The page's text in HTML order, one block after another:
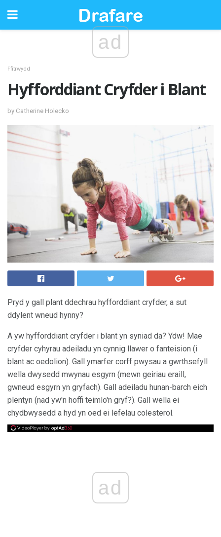
ad
Ffitrwydd
Hyfforddiant Cryfder i Blant
by Catherine Holecko
Pryd y gall plant ddechrau hyfforddiant cryfder, a sut
ddylent wneud hynny?
A yw hyfforddiant cryfder i blant yn syniad da? Ydw! Mae
cryfder cyhyrau adeiladu yn cynnig llawer o fanteision (i
blant ac oedolion). Gall ymarfer corff pwysau a gwrthsefyll
wella dwysedd mwynau esgyrn (mewn geiriau eraill,
gwneud esgyrn yn gryfach). Gall adeiladu hunan-barch eich
plentyn (nad yw'n hoffi teimlo'n gryf?). Gall wella ei
chydbwysedd a hyd yn oed ei lefelau colesterol.
ad